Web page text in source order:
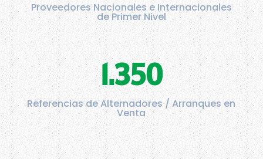
Proveedores Nacionales e Internacionales
de Primer Nivel
1.350
Referencias de Alternadores / Arranques en
Venta